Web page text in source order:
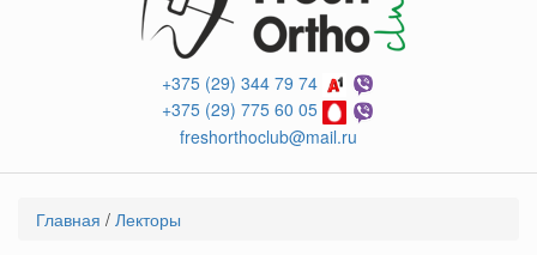
+375 (29) 344 79 74
+375 (29) 775 60 05
freshorthoclub@mail.ru
Вы
Главная / Лекторы